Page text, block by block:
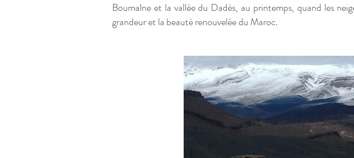
Boumalne et la vallée du Dadès, au printemps, quand les
grandeur et la beauté renouvelée du Maroc.